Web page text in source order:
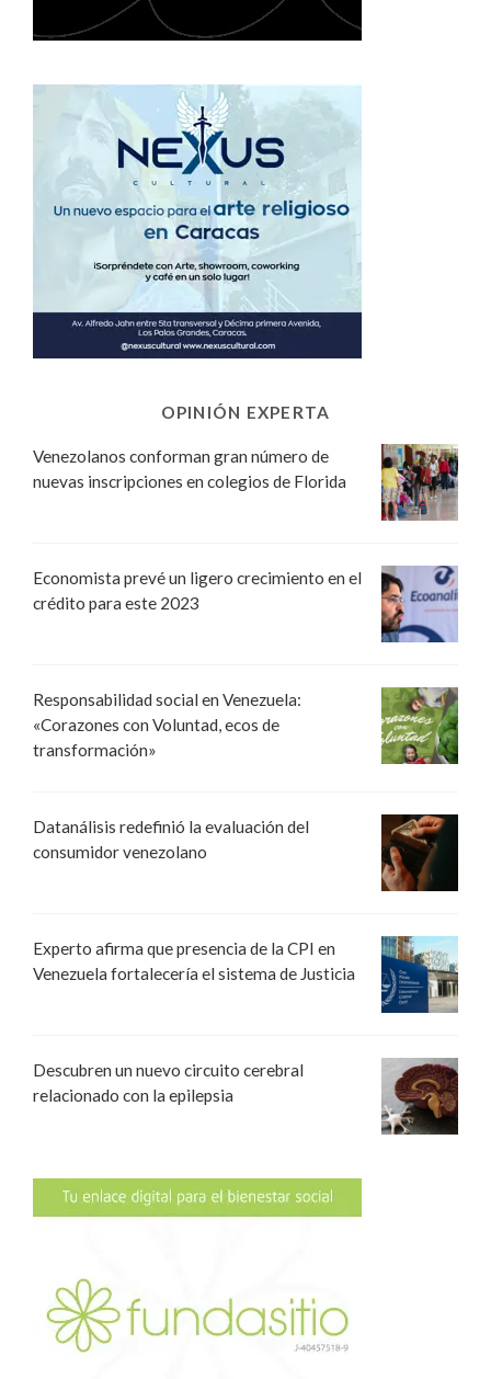
OPINIÓN EXPERTA
Venezolanos conforman gran número de
nuevas inscripciones en colegios de Florida
Economista prevé un ligero crecimiento en el
crédito para este 2023
Responsabilidad social en Venezuela:
«Corazones con Voluntad, ecos de
transformación»
Datanálisis redefinió la evaluación del
consumidor venezolano
Experto afirma que presencia de la CPI en
Venezuela fortalecería el sistema de Justicia
Descubren un nuevo circuito cerebral
relacionado con la epilepsia